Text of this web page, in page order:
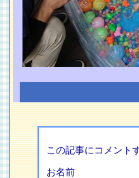
この記事にコメント
お名前